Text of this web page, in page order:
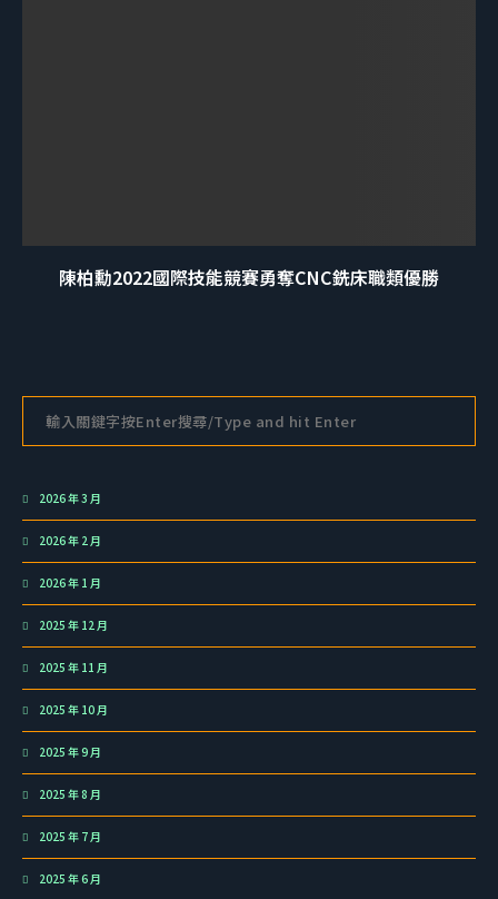
陳柏勳2022國際技能競賽勇奪CNC銑床職類優勝
2026 年 3 月
2026 年 2 月
2026 年 1 月
2025 年 12 月
2025 年 11 月
2025 年 10 月
2025 年 9 月
2025 年 8 月
2025 年 7 月
2025 年 6 月